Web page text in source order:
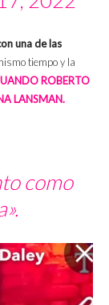
una de las
tiempo y la
ROBERTO
LANSMAN.
como